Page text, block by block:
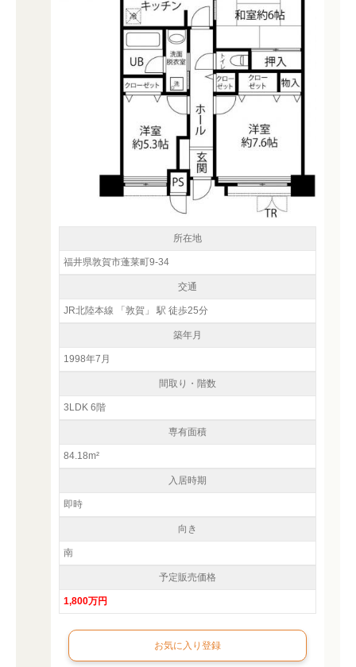
所在地
福井県敦賀市蓬莱町9-34
交通
JR北陸本線 「敦賀」 駅 徒歩25分
築年月
1998年7月
間取り・階数
3LDK 6階
専有面積
84.18m²
入居時期
即時
向き
南
予定販売価格
1,800万円